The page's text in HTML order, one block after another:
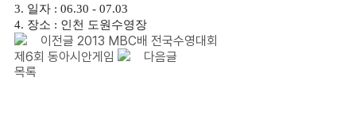
3. 일자 : 06.30 - 07.03
4. 장소 : 인천 도원수영장
이전글 2013 MBC배 전국수영대회
제6회 동아시안게임
다음글
목록